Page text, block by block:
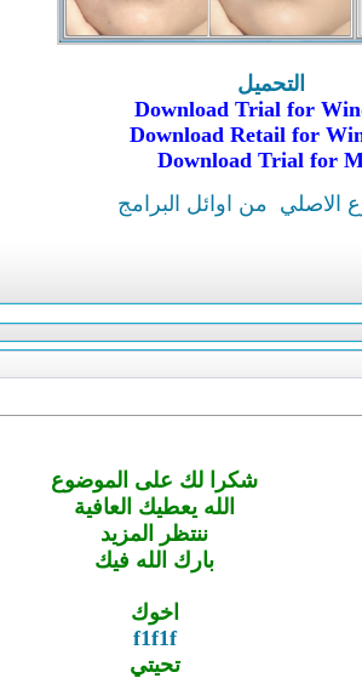
التحميل
Download Trial for
Download Retail for
Download Trial for
الاصلي من اوائل البرامج
شكرا لك على الموضوع
الله يعطيك العافية
ننتظر المزيد
بارك الله فيك
اخوك
f1f1f
تحيتي